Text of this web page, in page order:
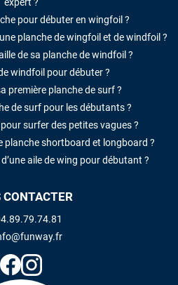
expert ?
pour débuter en wingfoil ?
planche de wingfoil et de windfoil ?
de sa planche de windfoil ?
windfoil pour débuter ?
première planche de surf ?
de surf pour les débutants ?
surfer des petites vagues ?
planche shortboard et longboard ?
aile de wing pour débutant ?
CONTACTER